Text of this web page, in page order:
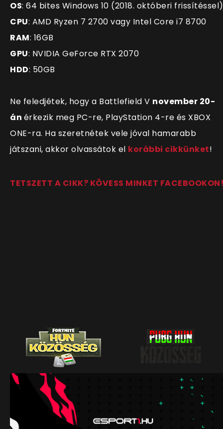
OS: 64 bites Windows 10 (2018. októberi frissítéssel)
CPU: AMD Ryzen 7 2700 vagy Intel Core i7 8700
RAM: 16GB
GPU: NVIDIA GeForce RTX 2070
HDD: 50GB
Ne feledjétek, hogy a Battlefield V november 20-
án érkezik meg PC-re, PlayStation 4-re és XBOX
ONE-ra. Ha szeretnétek vele jóval hamarabb
játszani, akkor olvassátok el korábbi cikkünket!
TETSZETT A CIKK? KÖVESS MINKET